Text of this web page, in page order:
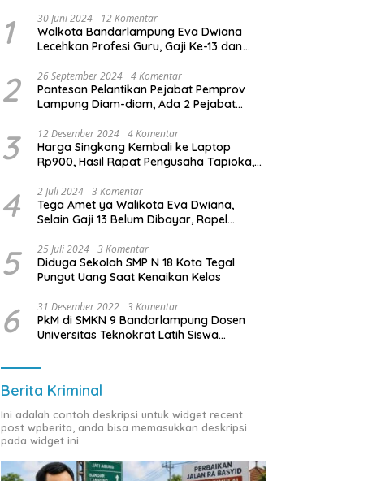
1 30 Juni 2024 12 Komentar
Walkota Bandarlampung Eva Dwiana
Lecehkan Profesi Guru, Gaji Ke-13 dan
2 26 September 2024 4 Komentar
Pantesan Pelantikan Pejabat Pemprov
Lampung Diam-diam, Ada 2 Pejabat
3 12 Desember 2024 4 Komentar
Harga Singkong Kembali ke Laptop
Rp900, Hasil Rapat Pengusaha Tapioka,
Lampung
4 2 Juli 2024 3 Komentar
Tega Amet ya Walikota Eva Dwiana,
Selain Gaji 13 Belum Dibayar, Rapel
Dibayar
5 25 Juli 2024 3 Komentar
Diduga Sekolah SMP N 18 Kota Tegal
Pungut Uang Saat Kenaikan Kelas
6 31 Desember 2022 3 Komentar
PkM di SMKN 9 Bandarlampung Dosen
Universitas Teknokrat Latih Siswa
Berita Kriminal
Ini adalah contoh deskripsi untuk widget recent
post wpberita, anda bisa memasukkan deskripsi
pada widget ini.